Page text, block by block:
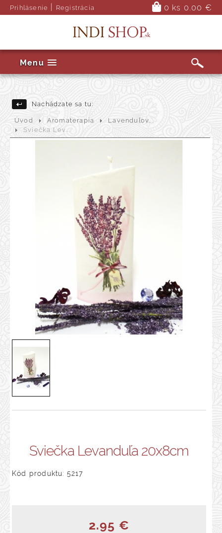
Prihlásenie Registrácia 0 ks 0.00 €
Menu
Nachádzate sa tu:
Úvod Aromaterapia
Lavenduľov...
Sviečka Lev...
Sviečka Levanduľa 20x8cm
Kód produktu: 5217
2.95 €